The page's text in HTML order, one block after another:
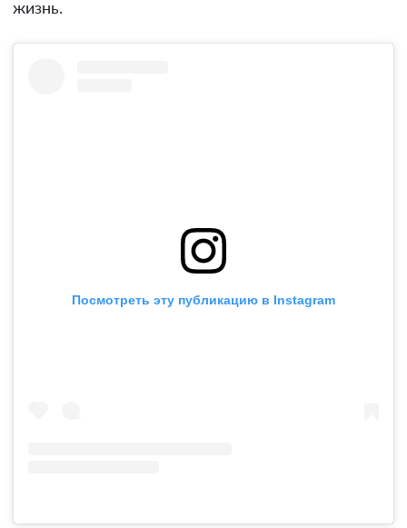
жизнь.
Посмотреть эту публикацию в Instagram